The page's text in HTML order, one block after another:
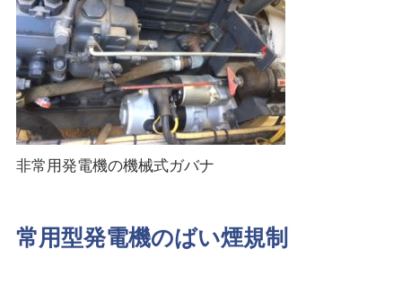
非常用発電機の機械式ガバナ
常用型発電機のばい煙規制